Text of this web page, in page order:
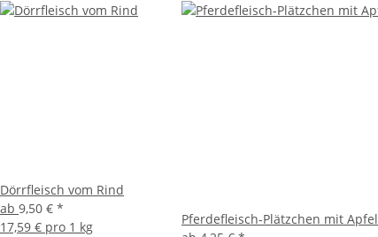
Dörrfleisch vom Rind
ab 9,50 € *
17,59 € pro 1 kg
Pferdefleisch-Plätzchen mit Apfel